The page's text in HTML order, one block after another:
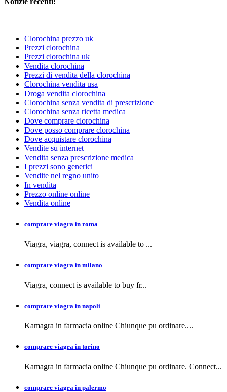
Clorochina prezzo uk
Prezzi clorochina
Prezzi clorochina uk
Vendita clorochina
Prezzi di vendita della clorochina
Clorochina vendita usa
Droga vendita clorochina
Clorochina senza vendita di prescrizione
Clorochina senza ricetta medica
Dove comprare clorochina
Dove posso comprare clorochina
Dove acquistare clorochina
Vendite su internet
Vendita senza prescrizione medica
I prezzi sono generici
Vendite nel regno unito
In vendita
Prezzo online online
Vendita online
comprare viagra in roma
Viagra, viagra, connect is available to ...
comprare viagra in milano
Viagra, connect is available to buy fr...
comprare viagra in napoli
Kamagra in farmacia online Chiunque pu ordinare....
comprare viagra in torino
Kamagra in farmacia online Chiunque pu ordinare. Connect...
comprare viagra in palermo